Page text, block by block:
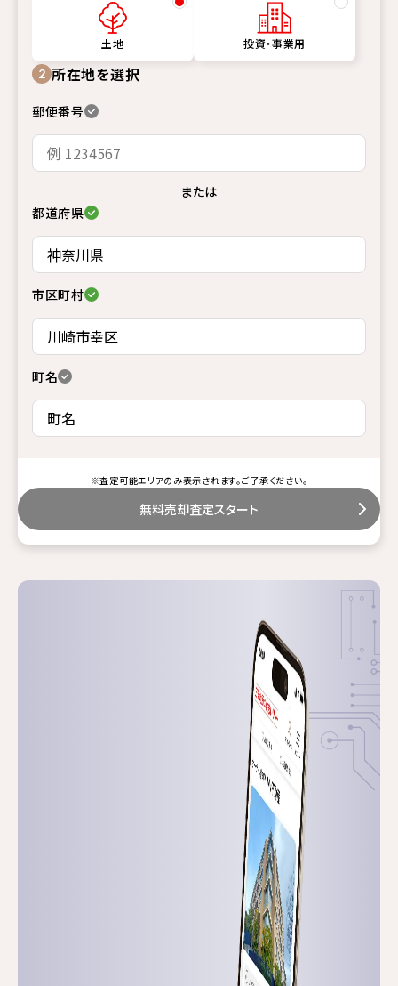
土地
投資・事業用
2 所在地を選択
郵便番号
または
都道府県
市区町村
町名
※査定可能エリアのみ表示されます。ご了承ください。
無料売却査定スタート